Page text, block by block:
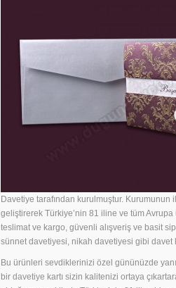
Davetiye tarafından kurulmuştur. Kurumunun
geliştirerek Türkiye’nin 81 iline ve tüm
teslimat ve kargo, güvenli alışveriş ve basit
sünnet davetiyesi, nikah davetiyesi gibi davet
Bu ürünleri sevdiklerinizi özel gününüzde
bir davetiye kartı sizin kalitenizi ortaya